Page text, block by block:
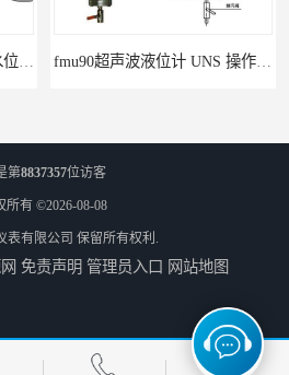
FMP43 润滑油雷达液位计 能够提供定制服务 云南高加智能锅炉汽包液位计 窑头窑尾液位计
第8837357位访客
所有 ©2026-08-08
表有限公司 保留所有权利.
免责声明 管理员入口 网站地图